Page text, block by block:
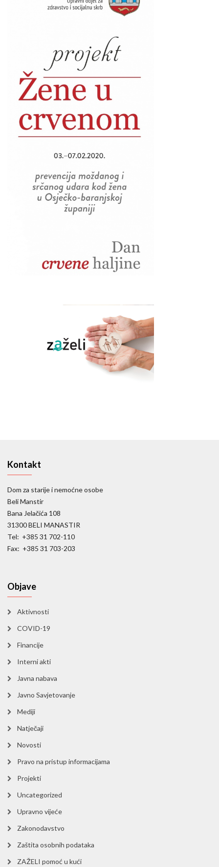
Kontakt
Dom za starije i nemoćne osobe
Beli Manstir
Bana Jelačića 108
31300 BELI MANASTIR
Tel: +385 31 702-110
Fax: +385 31 703-203
Objave
Aktivnosti
COVID-19
Financije
Interni akti
Javna nabava
Javno Savjetovanje
Mediji
Natječaji
Novosti
Pravo na pristup informacijama
Projekti
Uncategorized
Upravno vijeće
Zakonodavstvo
Zaštita osobnih podataka
ZAŽELI pomoć u kući